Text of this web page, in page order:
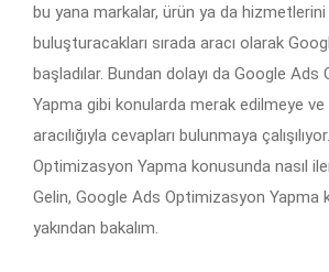
bu yana markalar, ürün ya da
buluşturacakları sırada aracı olarak
başladılar. Bundan dolayı da Google
Yapma gibi konularda merak edilmeye
aracılığıyla cevapları bulunmaya
Optimizasyon Yapma konusunda nasıl
Gelin, Google Ads Optimizasyon Yapma
yakından bakalım.